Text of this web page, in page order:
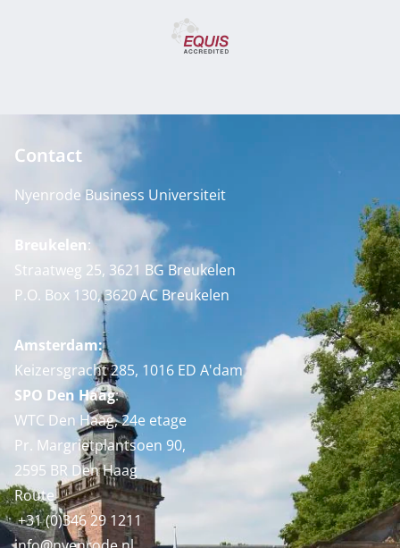
Contact
Nyenrode Business Universiteit
Breukelen:
Straatweg 25, 3621 BG Breukelen
P.O. Box 130, 3620 AC Breukelen
Amsterdam:
Keizersgracht 285, 1016 ED A'dam
SPO Den Haag:
WTC Den Haag, 24e etage
Pr. Margrietplantsoen 90,
2595 BR Den Haag
Route
+31 (0)346 29 1211